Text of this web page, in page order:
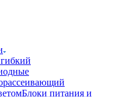
Блоки питания и